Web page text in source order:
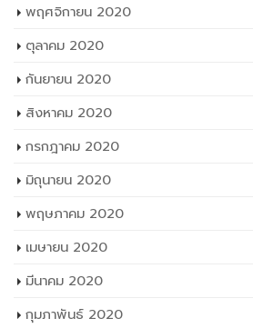
พฤศจิกายน 2020
ตุลาคม 2020
กันยายน 2020
สิงหาคม 2020
กรกฎาคม 2020
มิถุนายน 2020
พฤษภาคม 2020
เมษายน 2020
มีนาคม 2020
กุมภาพันธ์ 2020